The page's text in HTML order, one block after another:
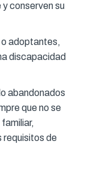
conserven su
adoptantes,
discapacidad
abandonados
que no se
requisitos de